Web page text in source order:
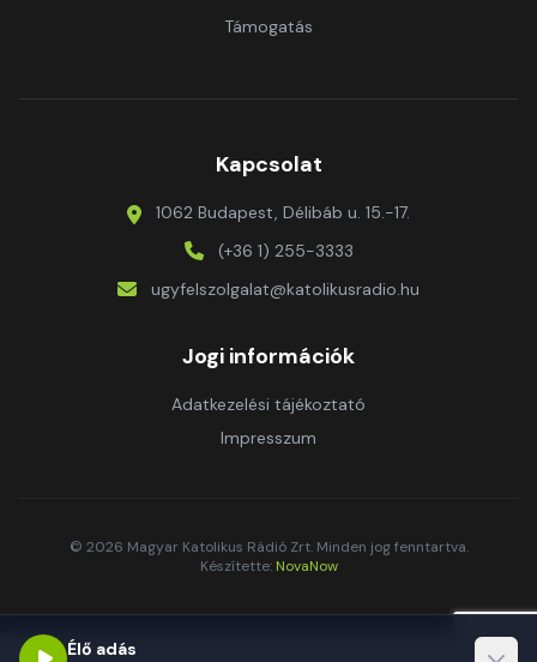
Támogatás
Kapcsolat
1062 Budapest, Délibáb u. 15.-17.
(+36 1) 255-3333
ugyfelszolgalat@katolikusradio.hu
Jogi információk
Adatkezelési tájékoztató
Impresszum
© 2026 Magyar Katolikus Rádió Zrt. Minden jog fenntartva.
Készítette: NovaNow
Élő adás